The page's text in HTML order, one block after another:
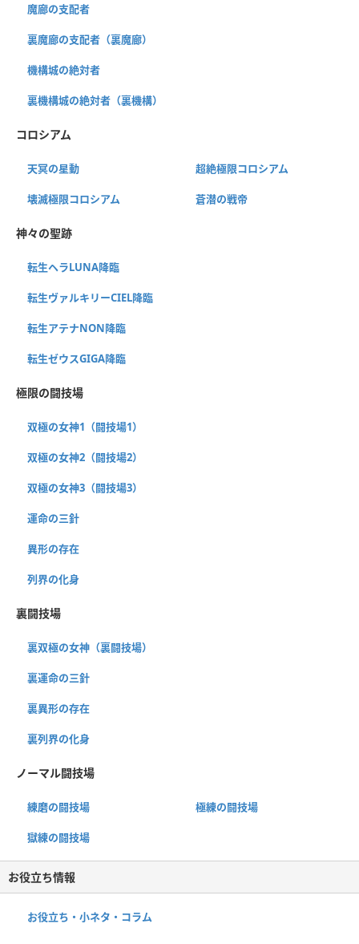
魔廊の支配者
裏魔廊の支配者（裏魔廊）
機構城の絶対者
裏機構城の絶対者（裏機構）
コロシアム
天冥の星動 超絶極限コロシアム
壊滅極限コロシアム 蒼潜の戦帝
神々の聖跡
転生ヘラLUNA降臨
転生ヴァルキリーCIEL降臨
転生アテナNON降臨
転生ゼウスGIGA降臨
極限の闘技場
双極の女神1（闘技場1）
双極の女神2（闘技場2）
双極の女神3（闘技場3）
運命の三針
異形の存在
列界の化身
裏闘技場
裏双極の女神（裏闘技場）
裏運命の三針
裏異形の存在
裏列界の化身
ノーマル闘技場
練磨の闘技場 極練の闘技場
獄練の闘技場
お役立ち情報
お役立ち・小ネタ・コラム